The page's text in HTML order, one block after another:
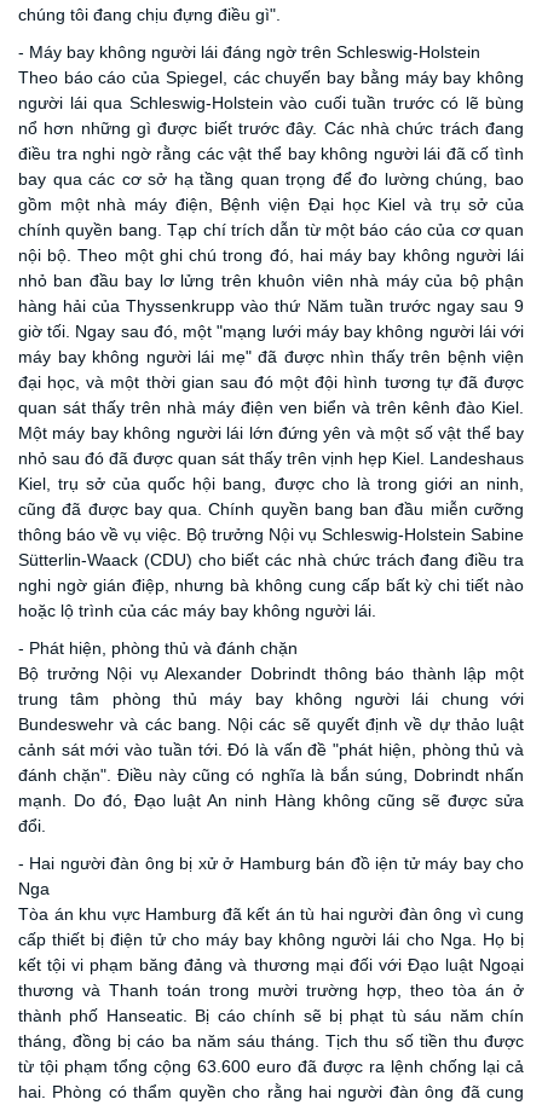
chúng tôi đang chịu đựng điều gì".
- Máy bay không người lái đáng ngờ trên Schleswig-Holstein
Theo báo cáo của Spiegel, các chuyến bay bằng máy bay không
người lái qua Schleswig-Holstein vào cuối tuần trước có lẽ bùng
nổ hơn những gì được biết trước đây. Các nhà chức trách đang
điều tra nghi ngờ rằng các vật thể bay không người lái đã cố tình
bay qua các cơ sở hạ tầng quan trọng để đo lường chúng, bao
gồm một nhà máy điện, Bệnh viện Đại học Kiel và trụ sở của
chính quyền bang. Tạp chí trích dẫn từ một báo cáo của cơ quan
nội bộ. Theo một ghi chú trong đó, hai máy bay không người lái
nhỏ ban đầu bay lơ lửng trên khuôn viên nhà máy của bộ phận
hàng hải của Thyssenkrupp vào thứ Năm tuần trước ngay sau 9
giờ tối. Ngay sau đó, một "mạng lưới máy bay không người lái với
máy bay không người lái mẹ" đã được nhìn thấy trên bệnh viện
đại học, và một thời gian sau đó một đội hình tương tự đã được
quan sát thấy trên nhà máy điện ven biển và trên kênh đào Kiel.
Một máy bay không người lái lớn đứng yên và một số vật thể bay
nhỏ sau đó đã được quan sát thấy trên vịnh hẹp Kiel. Landeshaus
Kiel, trụ sở của quốc hội bang, được cho là trong giới an ninh,
cũng đã được bay qua. Chính quyền bang ban đầu miễn cưỡng
thông báo về vụ việc. Bộ trưởng Nội vụ Schleswig-Holstein Sabine
Sütterlin-Waack (CDU) cho biết các nhà chức trách đang điều tra
nghi ngờ gián điệp, nhưng bà không cung cấp bất kỳ chi tiết nào
hoặc lộ trình của các máy bay không người lái.
- Phát hiện, phòng thủ và đánh chặn
Bộ trưởng Nội vụ Alexander Dobrindt thông báo thành lập một
trung tâm phòng thủ máy bay không người lái chung với
Bundeswehr và các bang. Nội các sẽ quyết định về dự thảo luật
cảnh sát mới vào tuần tới. Đó là vấn đề "phát hiện, phòng thủ và
đánh chặn". Điều này cũng có nghĩa là bắn súng, Dobrindt nhấn
mạnh. Do đó, Đạo luật An ninh Hàng không cũng sẽ được sửa
đổi.
- Hai người đàn ông bị xử ở Hamburg bán đồ iện tử máy bay cho
Nga
Tòa án khu vực Hamburg đã kết án tù hai người đàn ông vì cung
cấp thiết bị điện tử cho máy bay không người lái cho Nga. Họ bị
kết tội vi phạm băng đảng và thương mại đối với Đạo luật Ngoại
thương và Thanh toán trong mười trường hợp, theo tòa án ở
thành phố Hanseatic. Bị cáo chính sẽ bị phạt tù sáu năm chín
tháng, đồng bị cáo ba năm sáu tháng. Tịch thu số tiền thu được
từ tội phạm tổng cộng 63.600 euro đã được ra lệnh chống lại cả
hai. Phòng có thẩm quyền cho rằng hai người đàn ông đã cung